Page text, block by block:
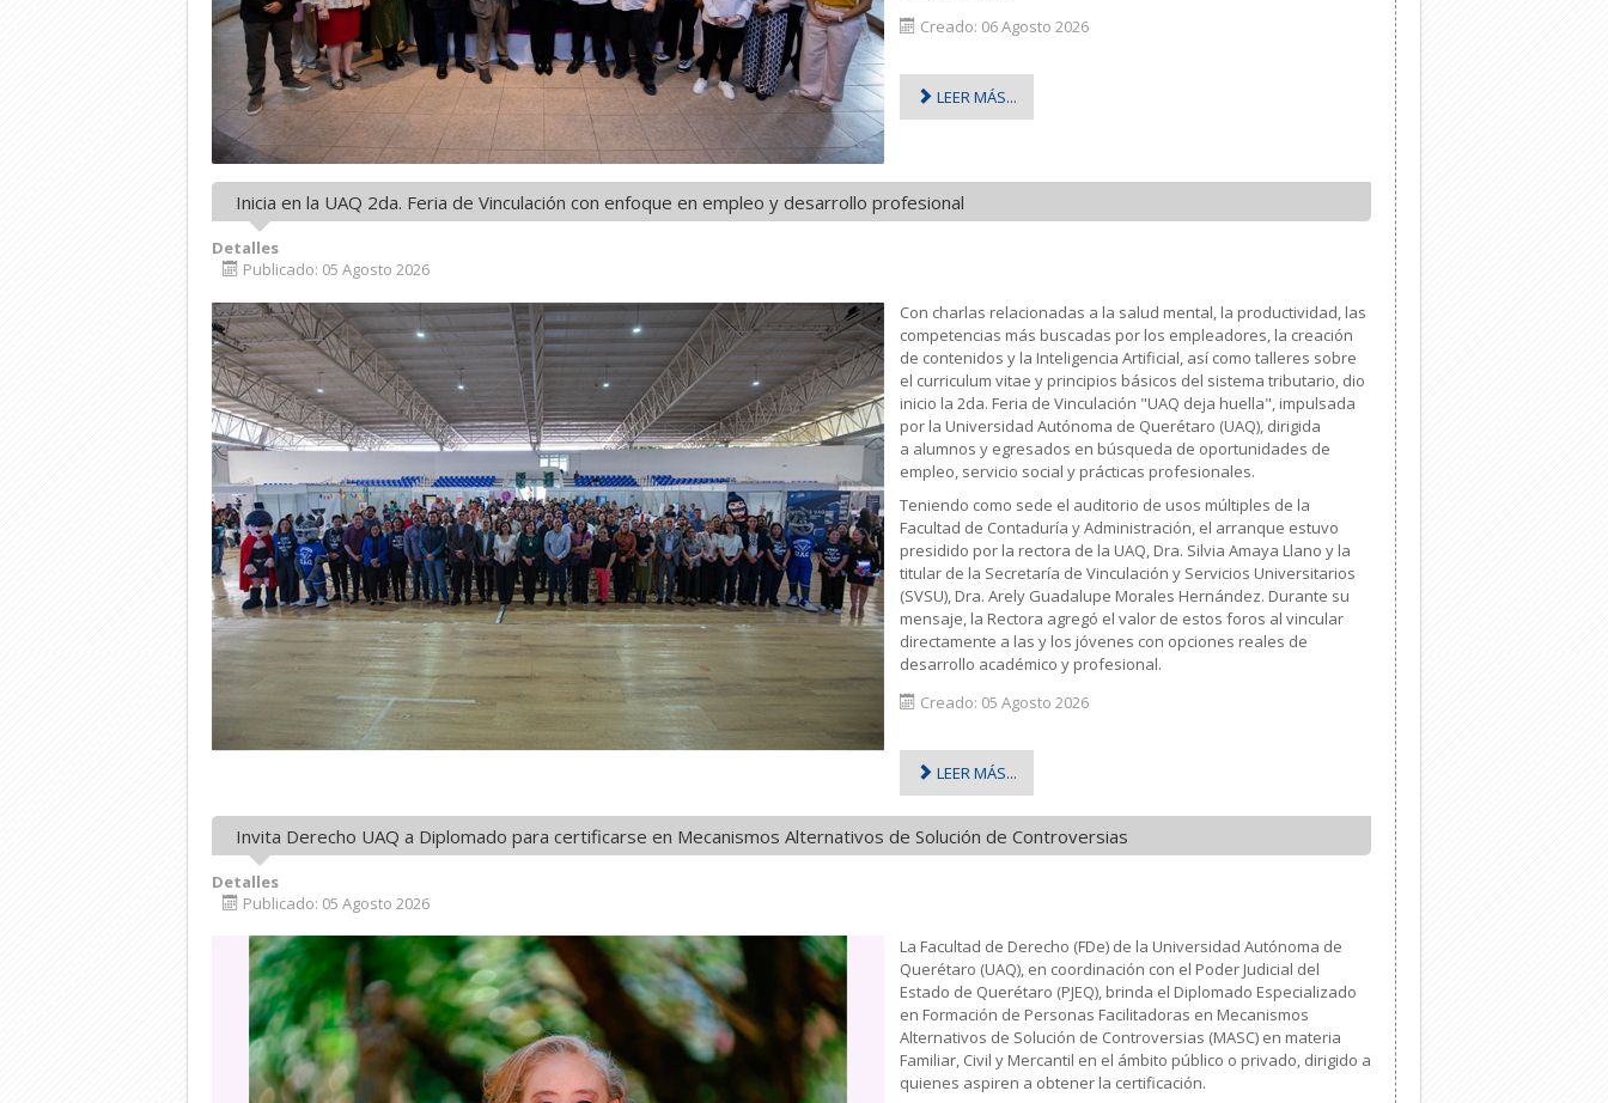
Creado: 06 Agosto 2026
LEER MÁS...
Inicia en la UAQ 2da. Feria de Vinculación con enfoque en empleo y desarrollo profesional
Detalles
Publicado: 05 Agosto 2026
Con charlas relacionadas a la salud mental, la productividad, las
competencias más buscadas por los empleadores, la creación
de contenidos y la Inteligencia Artificial, así como talleres sobre
el curriculum vitae y principios básicos del sistema tributario, dio
inicio la 2da. Feria de Vinculación "UAQ deja huella", impulsada
por la Universidad Autónoma de Querétaro (UAQ), dirigida
a alumnos y egresados en búsqueda de oportunidades de
empleo, servicio social y prácticas profesionales.
Teniendo como sede el auditorio de usos múltiples de la
Facultad de Contaduría y Administración, el arranque estuvo
presidido por la rectora de la UAQ, Dra. Silvia Amaya Llano y la
titular de la Secretaría de Vinculación y Servicios Universitarios
(SVSU), Dra. Arely Guadalupe Morales Hernández. Durante su
mensaje, la Rectora agregó el valor de estos foros al vincular
directamente a las y los jóvenes con opciones reales de
desarrollo académico y profesional.
Creado: 05 Agosto 2026
LEER MÁS...
Invita Derecho UAQ a Diplomado para certificarse en Mecanismos Alternativos de Solución de Controversias
Detalles
Publicado: 05 Agosto 2026
La Facultad de Derecho (FDe) de la Universidad Autónoma de
Querétaro (UAQ), en coordinación con el Poder Judicial del
Estado de Querétaro (PJEQ), brinda el Diplomado Especializado
en Formación de Personas Facilitadoras en Mecanismos
Alternativos de Solución de Controversias (MASC) en materia
Familiar, Civil y Mercantil en el ámbito público o privado, dirigido a
quienes aspiren a obtener la certificación.